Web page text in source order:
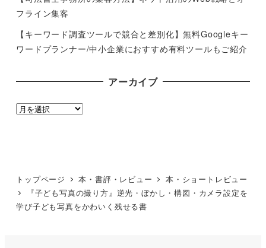
フライン集客
【キーワード調査ツールで競合と差別化】無料Googleキー
ワードプランナー/中小企業におすすめ有料ツールもご紹介
アーカイブ
ア
トップページ 本・書評・レビュー
本・ショートレビュー
『子ども写真の撮り方』逆光・ぼかし・構図・カメラ設定を
学び子ども写真をかわいく残せる書